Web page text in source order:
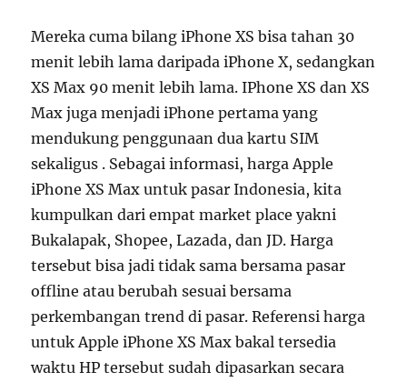
Mereka cuma bilang iPhone XS bisa tahan 30
menit lebih lama daripada iPhone X, sedangkan
XS Max 90 menit lebih lama. IPhone XS dan XS
Max juga menjadi iPhone pertama yang
mendukung penggunaan dua kartu SIM
sekaligus . Sebagai informasi, harga Apple
iPhone XS Max untuk pasar Indonesia, kita
kumpulkan dari empat market place yakni
Bukalapak, Shopee, Lazada, dan JD. Harga
tersebut bisa jadi tidak sama bersama pasar
offline atau berubah sesuai bersama
perkembangan trend di pasar. Referensi harga
untuk Apple iPhone XS Max bakal tersedia
waktu HP tersebut sudah dipasarkan secara